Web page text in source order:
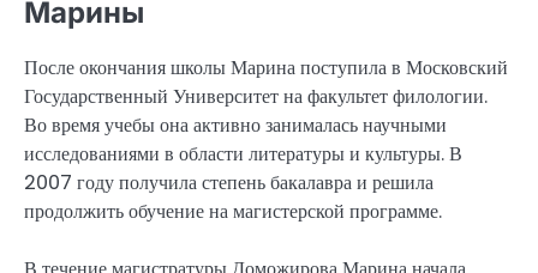
Марины
После окончания школы Марина поступила в Московский
Государственный Университет на факультет филологии.
Во время учебы она активно занималась научными
исследованиями в области литературы и культуры. В
2007 году получила степень бакалавра и решила
продолжить обучение на магистерской программе.